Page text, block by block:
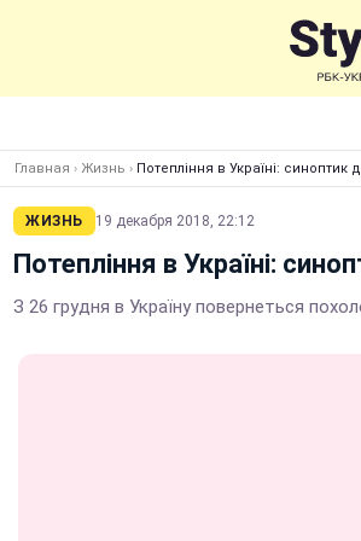
Главная › Жизнь › Потепління в Україні: синоптик
ЖИЗНЬ 19 декабря 2018, 22:12
Потепління в Україні:
З 26 грудня в Україну повернеться